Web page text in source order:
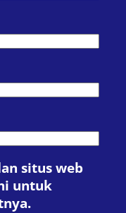
situs web
untuk